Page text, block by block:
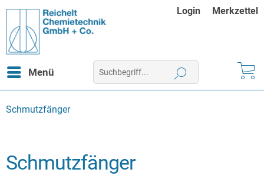
Login Merkzettel
Menü
Schmutzfänger
Schmutzfänger